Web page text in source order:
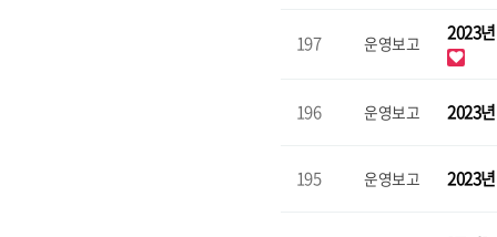
197 운영보고 2023
196 운영보고 2023
195 운영보고 2023